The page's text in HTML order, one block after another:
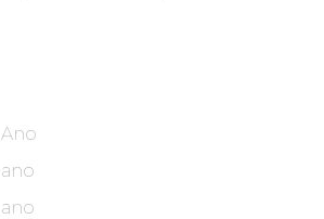
Ano
ano
ano